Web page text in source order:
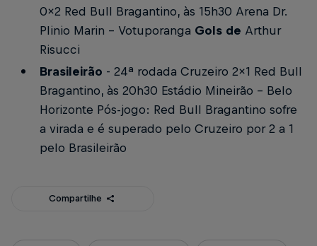
0x2 Red Bull Bragantino, às 15h30 Arena Dr.
Plinio Marin - Votuporanga Gols de Arthur
Risucci
Brasileirão - 24ª rodada Cruzeiro 2x1 Red Bull
Bragantino, às 20h30 Estádio Mineirão - Belo
Horizonte Pós-jogo: Red Bull Bragantino sofre
a virada e é superado pelo Cruzeiro por 2 a 1
pelo Brasileirão
Compartilhe